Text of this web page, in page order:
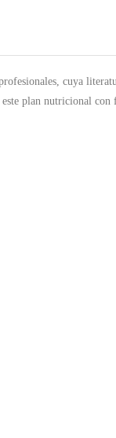
cuya
este plan nutricional con